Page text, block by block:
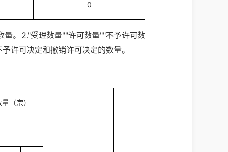
0
量。2."受理数量""许可数量""不予许可数
许可决定和撤销许可决定的数量。
（宗）